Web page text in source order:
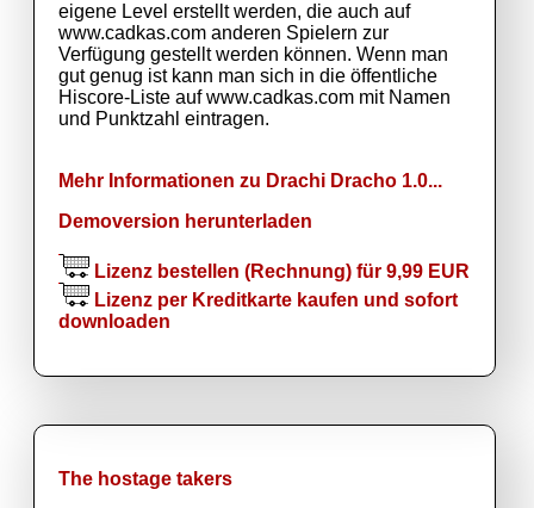
eigene Level erstellt werden, die auch auf
www.cadkas.com anderen Spielern zur
Verfügung gestellt werden können. Wenn man
gut genug ist kann man sich in die öffentliche
Hiscore-Liste auf www.cadkas.com mit Namen
und Punktzahl eintragen.
Mehr Informationen zu Drachi Dracho 1.0...
Demoversion herunterladen
Lizenz bestellen (Rechnung) für 9,99 EUR
Lizenz per Kreditkarte kaufen und sofort
downloaden
The hostage takers